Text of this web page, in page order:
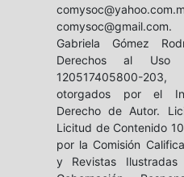
Gabriela Gómez
Derechos al Uso
120517405800-
otorgados por el
Derecho de Autor.
Licitud de Contenido
por la Comisión
y Revistas